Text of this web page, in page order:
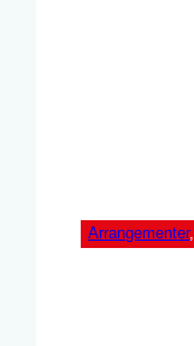
Arrangementer,